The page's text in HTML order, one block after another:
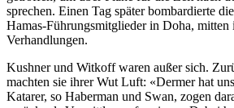
sprechen. Einen Tag später bombardierte
Hamas-Führungsmitglieder in Doha, mitten
Verhandlungen.
Kushner und Witkoff waren außer sich.
machten sie ihrer Wut Luft: «Dermer hat
Katarer, so Haberman und Swan, zogen